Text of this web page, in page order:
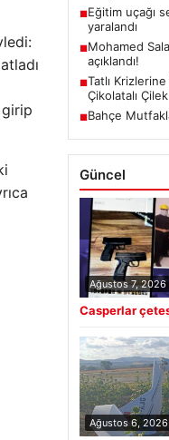
■Eğitim uçağı
yaralandı
■Mohamed
açıklandı!
■Tatlı
Çikolatalı
■Bahçe
Güncel
Ağustos 7, 2026
Casperlar
Ağustos 6, 2026